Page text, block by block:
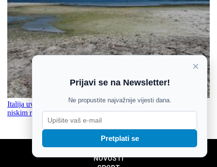
Italija uvela najviše zdravstveno upozorenje, Dunav na rekordno
niskim razinama
NOVOSTI
×
Prijavi se na Newsletter!
Ne propustite najvažnije vijesti dana.
Pretplati se